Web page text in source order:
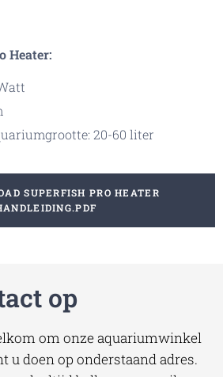
Heater:
20-60 liter
SUPERFISH PRO HEATER
op
om onze aquariumwinkel
u doen op onderstaand adres.